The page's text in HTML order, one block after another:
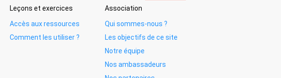
Leçons et exercices
Accès aux ressources
Comment les utiliser ?
Association
Qui sommes-nous ?
Les objectifs de ce site
Notre équipe
Nos ambassadeurs